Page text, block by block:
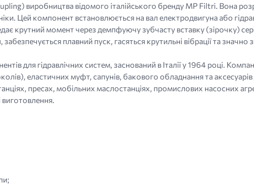
виробництва відомого італійського бренду MP Filtri. Вона
Цей компонент встановлюється на вал електродвигуна або
крутний момент через демпфуючу зубчасту вставку (зірочку)
плавний пуск, гасяться крутильні вібрації та значно
для гідравлічних систем, заснований в Італії у 1964 році.
еластичних муфт, сапунів, бакового обладнання та
пресах, мобільних маслостанціях, промислових насосних
виготовлення.